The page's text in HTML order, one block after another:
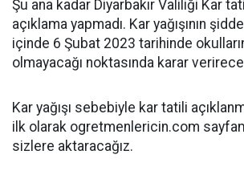
Şu ana kadar Diyarbakır Valiliği Kar
açıklama yapmadı. Kar yağışının
içinde 6 Şubat 2023 tarihinde
olmayacağı noktasında karar
Kar yağışı sebebiyle kar tatili
ilk olarak ogretmenlericin.com
sizlere aktaracağız.